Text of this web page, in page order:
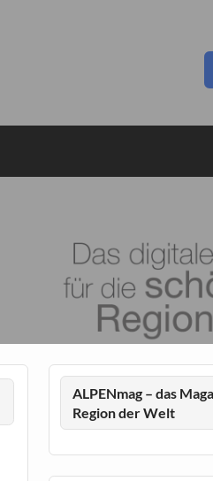
ALPENmag – das
Region der Welt